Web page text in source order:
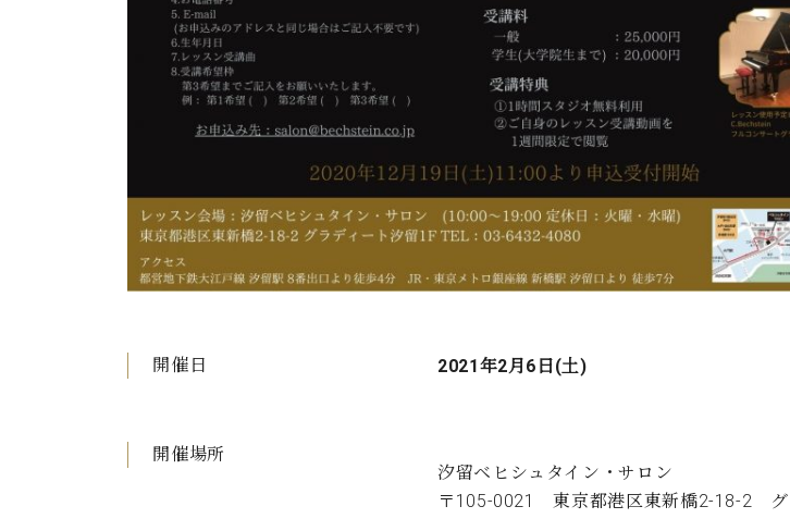
開催日 2021年2月6日(土)
開催場所
汐留ベヒシュタイン・サロン
〒105-0021 東京都港区東新橋2-18-2 グ